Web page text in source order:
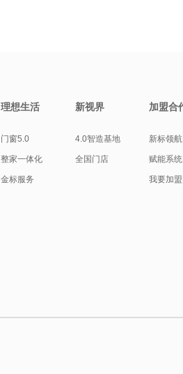
理想生活
门窗5.0
整家一体化
金标服务
新视界
4.0智造基地
全国门店
加盟合
新标领航
赋能系统
我要加盟